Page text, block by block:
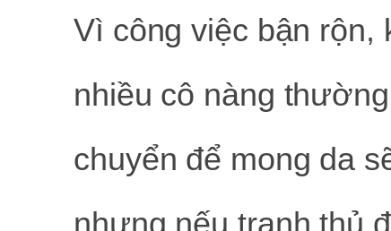
Vì công việc bận rộn,
nhiều cô nàng
chuyển để mong da
nhưng nếu tranh thủ